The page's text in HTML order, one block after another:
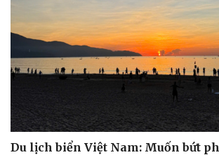
Du lịch biển Việt Nam: Muốn bứt